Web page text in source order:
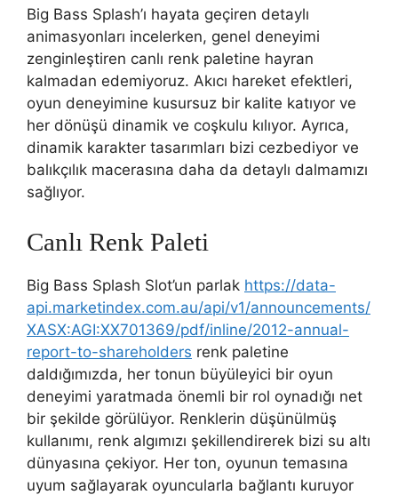
Big Bass Splash’ı hayata geçiren detaylı
animasyonları incelerken, genel deneyimi
zenginleştiren canlı renk paletine hayran
kalmadan edemiyoruz. Akıcı hareket efektleri,
oyun deneyimine kusursuz bir kalite katıyor ve
her dönüşü dinamik ve coşkulu kılıyor. Ayrıca,
dinamik karakter tasarımları bizi cezbediyor ve
balıkçılık macerasına daha da detaylı dalmamızı
sağlıyor.
Canlı Renk Paleti
Big Bass Splash Slot’un parlak https://data-
api.marketindex.com.au/api/v1/announcements/
XASX:AGI:XX701369/pdf/inline/2012-annual-
report-to-shareholders renk paletine
daldığımızda, her tonun büyüleyici bir oyun
deneyimi yaratmada önemli bir rol oynadığı net
bir şekilde görülüyor. Renklerin düşünülmüş
kullanımı, renk algımızı şekillendirerek bizi su altı
dünyasına çekiyor. Her ton, oyunun temasına
uyum sağlayarak oyuncularla bağlantı kuruyor